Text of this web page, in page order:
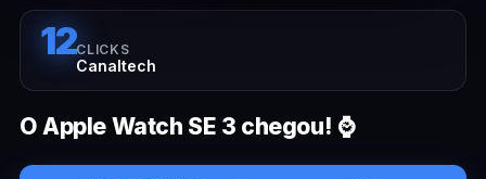
12CLICKS
Canaltech
O Apple Watch SE 3 chegou! ⌚️